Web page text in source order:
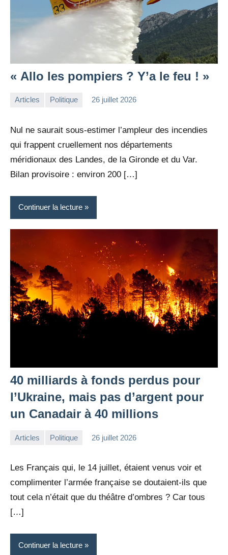
« Allo les pompiers ? Y’a le feu ! »
Articles Politique 26 juillet 2026
Nul ne saurait sous-estimer l’ampleur des incendies
qui frappent cruellement nos départements
méridionaux des Landes, de la Gironde et du Var.
Bilan provisoire : environ 200 […]
Continuer la lecture
40 milliards à fonds perdus pour
l’Ukraine, mais pas d’argent pour
un Canadair à 40 millions
Articles Politique 26 juillet 2026
Les Français qui, le 14 juillet, étaient venus voir et
complimenter l’armée française se doutaient-ils que
tout cela n’était que du théâtre d’ombres ? Car tous
[…]
Continuer la lecture